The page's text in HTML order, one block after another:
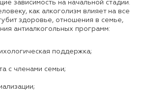
зависимость на начальной стадии.
как алкоголизм влияет на все
здоровье, отношения в семье,
антиалкогольных программ:
поддержка;
с членами семьи;